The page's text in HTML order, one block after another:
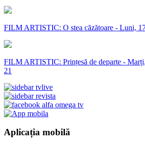
FILM ARTISTIC: O stea căzătoare - Luni,
FILM ARTISTIC: Prințesă de departe -
21
Aplicația mobilă